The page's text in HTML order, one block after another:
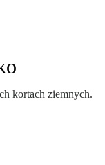
kortach ziemnych.